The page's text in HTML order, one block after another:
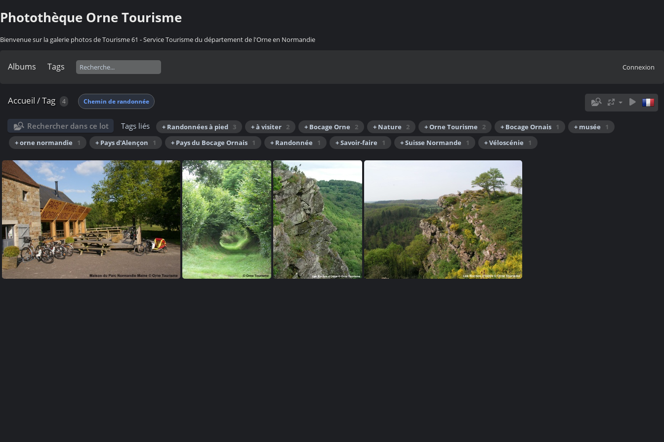
Photothèque Orne Tourisme
Bienvenue sur la galerie photos de Tourisme 61 - Service Tourisme du département de l'Orne en Normandie
Albums Tags Connexion
Accueil /Tag 4 Chemin de randonnée
Rechercher dans ce lot Tags liés + Randonnées à pied 3 + à visiter 2 + Bocage Orne 2 + Nature 2 + Orne Tourisme 2 + Bocage Ornais 1 + musée
1
+ orne normandie
1 + Pays d'Alençon 1 + Pays du Bocage Ornais 1 + Randonnée 1 + Savoir-faire 1 + Suisse Normande 1 + Véloscénie 1